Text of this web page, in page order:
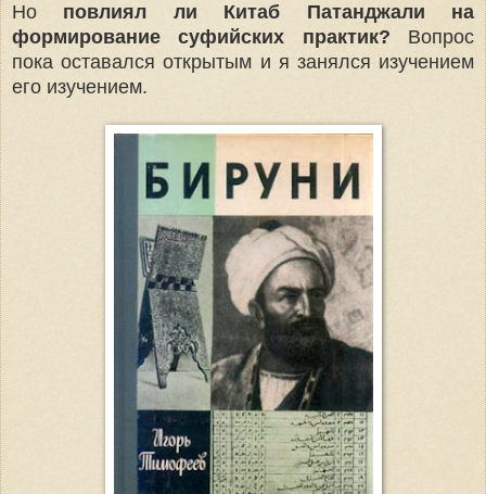
Но повлиял ли Китаб Патанджали на
формирование суфийских практик? Вопрос
пока оставался открытым и я занялся изучением
его изучением.